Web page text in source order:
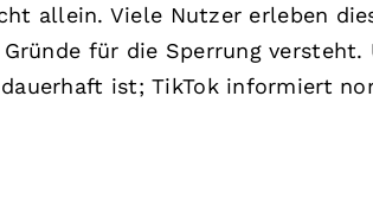
allein. Viele Nutzer erleben
für die Sperrung versteht.
ist; TikTok informiert